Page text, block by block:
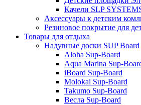
Качели SLP
Аксессуары к детским
Резиновое покрытие для
Товары для отдыха
Надувные доски SUP Board
Aloha Sup-Board
Aqua Marina Sup-
iBoard Sup-Board
Molokai Sup-Board
Takumo Sup-Board
Весла Sup-Board